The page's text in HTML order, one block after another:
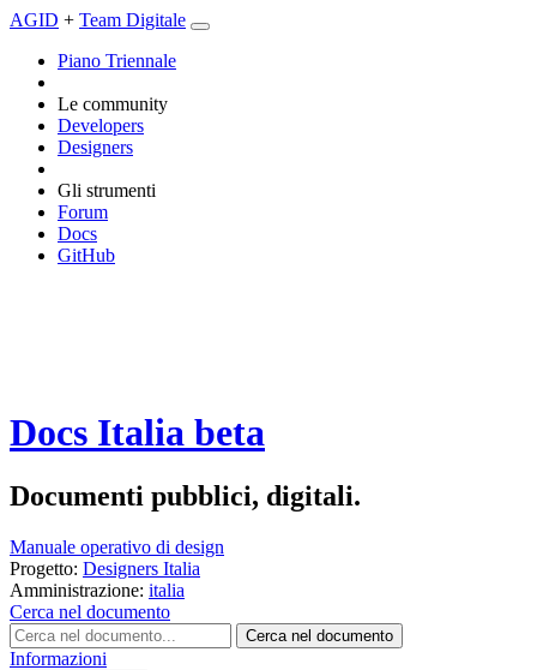
AGID + Team Digitale
Piano Triennale
Le community
Developers
Designers
Gli strumenti
Forum
Docs
GitHub
Docs Italia beta
Documenti pubblici, digitali.
Manuale operativo di design
Progetto: Designers Italia
Amministrazione: italia
Cerca nel documento
Cerca nel documento
Informazioni